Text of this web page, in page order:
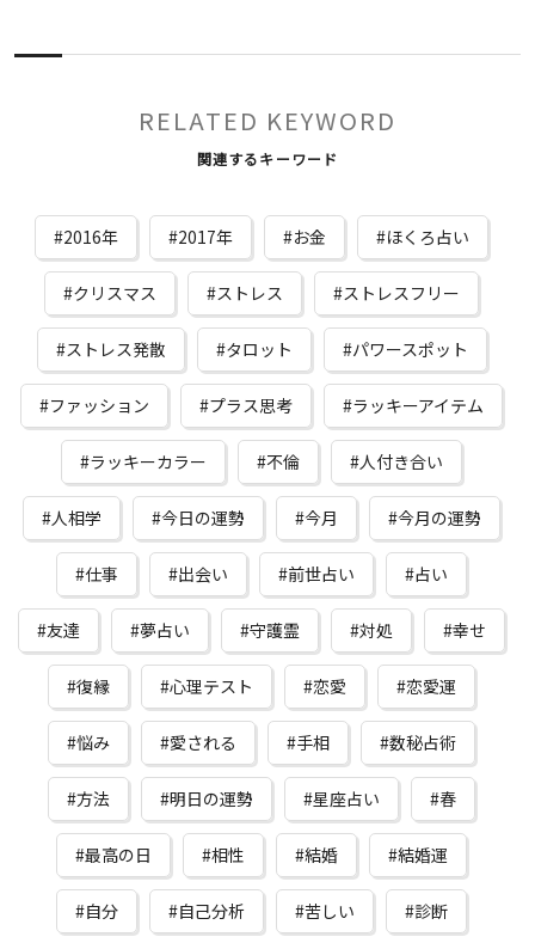
RELATED KEYWORD
関連するキーワード
2016年 2017年 お金 ほくろ占い
クリスマス ストレス ストレスフリー
ストレス発散 タロット パワースポット
ファッション プラス思考 ラッキーアイテム
ラッキーカラー 不倫 人付き合い
人相学 今日の運勢 今月 今月の運勢
仕事 出会い 前世占い 占い
友達 夢占い 守護霊 対処 幸せ
復縁 心理テスト 恋愛 恋愛運
悩み 愛される 手相 数秘占術
方法 明日の運勢 星座占い 春
最高の日 相性 結婚 結婚運
自分 自己分析 苦しい 診断